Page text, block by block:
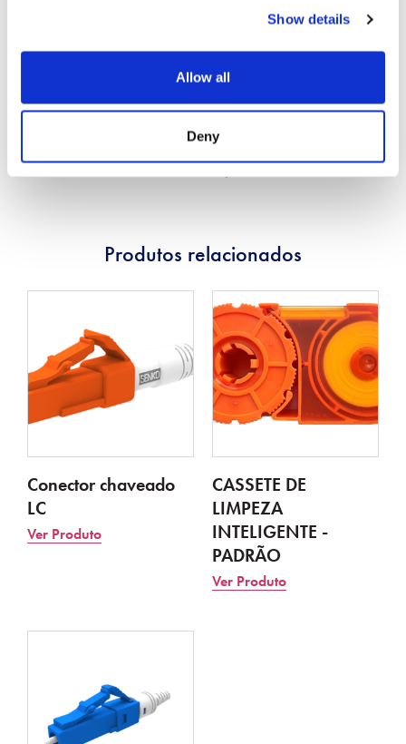
Show details
Allow all
Deny
Durabilidade 500 coberturas
* Baseado no jumper de grau mestre para o teste de
acasalamento aleatório de baixa perda
Produtos relacionados
Conector chaveado
LC
Ver Produto
CASSETE DE
LIMPEZA
INTELIGENTE -
PADRÃO
Ver Produto